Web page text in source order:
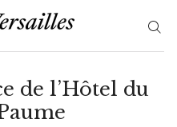
de l’Hôtel du